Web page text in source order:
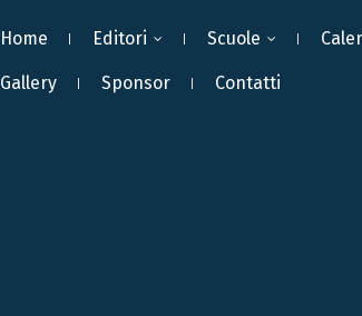
Home Editori Scuole
Gallery Sponsor Contatti